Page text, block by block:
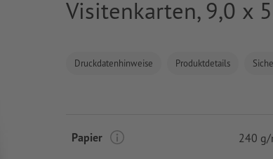
Visitenkarten, 9,0 x
Druckdatenhinweise Produktdetails
Papier 240 g/